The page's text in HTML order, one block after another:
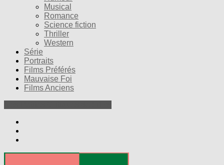
Musical
Romance
Science fiction
Thriller
Western
Série
Portraits
Films Préférés
Mauvaise Foi
Films Anciens